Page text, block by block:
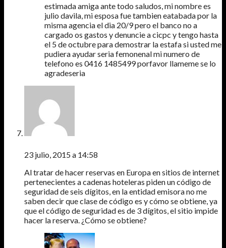
estimada amiga ante todo saludos, mi nombre es
julio davila, mi esposa fue tambien eatabada por la
misma agencia el dia 20/9 pero el banco no a
cargado os gastos y denuncie a cicpc y tengo hasta
el 5 de octubre para demostrar la estafa si usted me
pudiera ayudar seria femonenal mi numero de
telefono es 0416 1485499 porfavor llameme se lo
agradeseria
23 julio, 2015 a 14:58
Al tratar de hacer reservas en Europa en sitios de internet
pertenecientes a cadenas hoteleras piden un código de
seguridad de seis dígitos, en la entidad emisora no me
saben decir que clase de código es y cómo se obtiene, ya
que el código de seguridad es de 3 dígitos, el sitio impide
hacer la reserva. ¿Cómo se obtiene?